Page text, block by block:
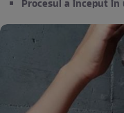
Procesul a început